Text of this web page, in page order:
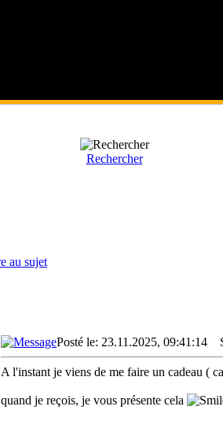
Rechercher
Posté le: 23.11.2025, 09:41:14
A l'instant je viens de me faire un cadeau (
quand je reçois, je vous présente cela